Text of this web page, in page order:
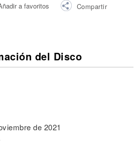
a favoritos Compartir
del Disco
de 2021